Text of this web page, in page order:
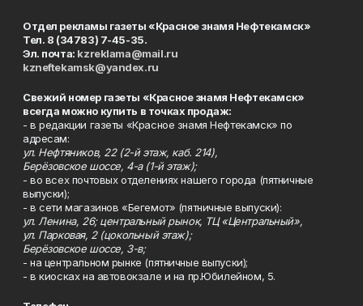
Отдел рекламы газеты «Красное знамя Нефтекамск»
Тел. 8 (34783) 7-45-35.
Эл. почта: kzreklama@mail.ru
kzneftekamsk@yandex.ru
Свежий номер газеты «Красное знамя Нефтекамск»
всегда можно купить в точках продаж:
- в редакции газеты «Красное знамя Нефтекамск» по
адресам:
ул. Нефтяников, 22 (2-й этаж, каб. 214),
Берёзовское шоссе, 4-а (1-й этаж);
- во всех почтовых отделениях нашего города (пятничные
выпуски);
- в сети магазинов «Бегемот» (пятничные выпуски):
ул. Ленина, 26; центральный рынок, ТЦ «Центральный»,
ул. Парковая, 2 (цокольный этаж);
Берёзовское шоссе, 3-в;
- на центральном рынке (пятничные выпуски);
- в киосках на автовокзале и на пр.Юбилейном, 5.